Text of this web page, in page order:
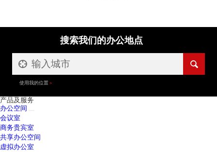
搜索我们的办公地点
使用我的位置
产品及服务
办公空间
会议室
商务贵宾室
共享办公空间
虚拟办公室